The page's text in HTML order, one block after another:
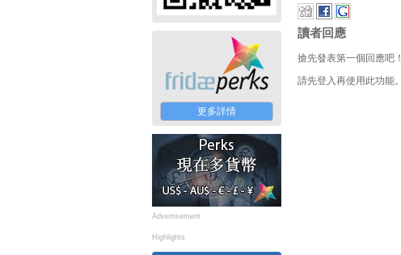
更多詳情
Advertisement
Highlights
讀者回應
搶先發表第一個回應吧！
請先登入再使用此功能。